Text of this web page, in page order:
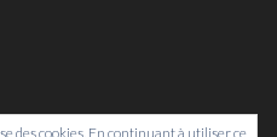
des cookies. En continuant à utiliser ce